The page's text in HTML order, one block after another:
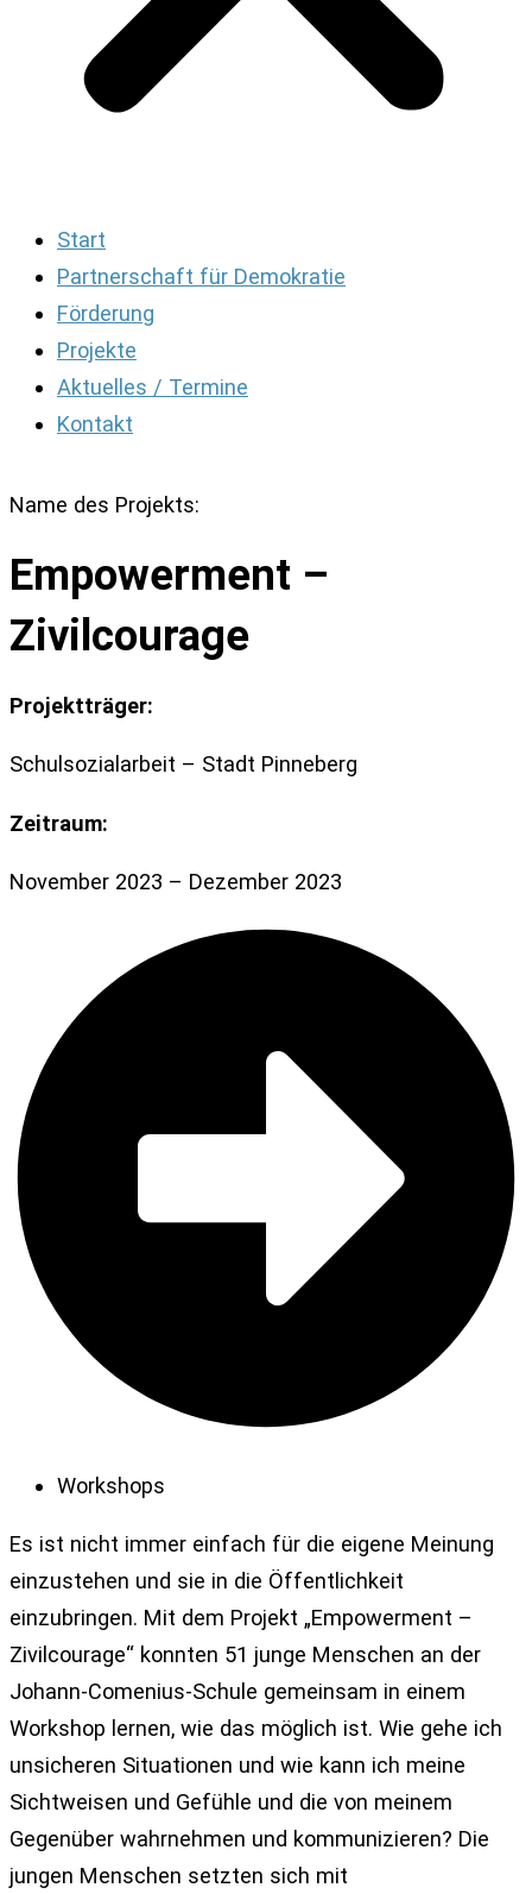
Start
Partnerschaft für Demokratie
Förderung
Projekte
Aktuelles / Termine
Kontakt
Name des Projekts:
Empowerment –
Zivilcourage
Projektträger:
Schulsozialarbeit – Stadt Pinneberg
Zeitraum:
November 2023 – Dezember 2023
Workshops
Es ist nicht immer einfach für die eigene Meinung
einzustehen und sie in die Öffentlichkeit
einzubringen. Mit dem Projekt „Empowerment –
Zivilcourage“ konnten 51 junge Menschen an der
Johann-Comenius-Schule gemeinsam in einem
Workshop lernen, wie das möglich ist. Wie gehe ich
unsicheren Situationen und wie kann ich meine
Sichtweisen und Gefühle und die von meinem
Gegenüber wahrnehmen und kommunizieren? Die
jungen Menschen setzten sich mit